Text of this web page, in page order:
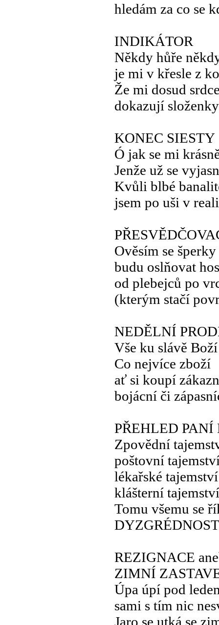
hledám za co se
INDIKÁTOR
Někdy hůře
je mi v křesle z
Že mi dosud
dokazují složenky
KONEC SIESTY
Ó jak se mi
Jenže už se
Kvůli blbé
jsem po uši v
Ověsím se
budu oslňovat
od plebejců po
(kterým stačí
NEDĚLNÍ
Vše ku slávě
Co nejvíce zboží
ať si koupí
bojácní či
PŘEHLED
Zpovědní
poštovní
lékařské tajemství
klášterní tajemství
Tomu všemu se
DYZGRÉDNOST
REZIGNACE
ZIMNÍ
Úpa úpí pod
sami s tím nic
Jaro se utká se